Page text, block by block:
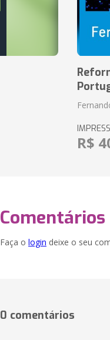
R$
Comentários
Faça o login deixe o seu
0 comentários